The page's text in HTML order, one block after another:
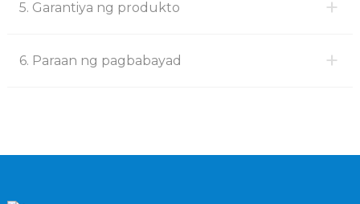
5. Garantiya ng produkto +
6. Paraan ng pagbabayad +